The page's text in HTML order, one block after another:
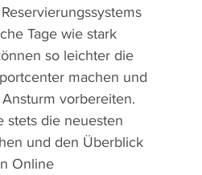
Tage wie stark
so leichter die
machen und
vorbereiten.
stets die neuesten
und den Überblick
Online